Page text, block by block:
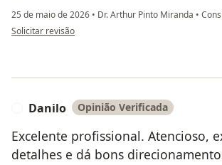
25 de maio de 2026 • Dr. Arthur Pinto Miranda •
na opinião do utilizador Joseane Mattos
Solicitar revisão
Danilo Opinião Verificada
Excelente profissional. Atencioso,
detalhes e dá bons